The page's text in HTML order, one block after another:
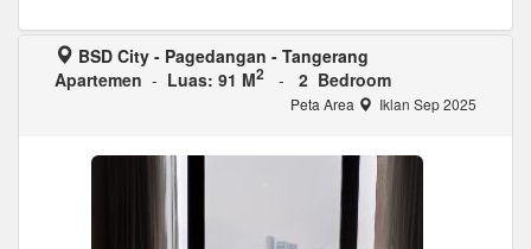
BSD City - Pagedangan - Tangerang
Apartemen - Luas: 91 M2 - 2 Bedroom
Peta Area Iklan Sep 2025